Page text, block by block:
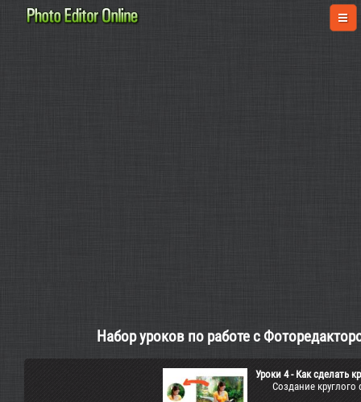
Набор уроков по работе с
Уроки 4 - Как сделать
Создание